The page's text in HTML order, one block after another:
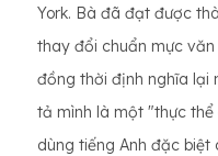
York. Bà đã đạt được
thay đổi chuẩn mực
đồng thời định nghĩa lại
tả mình là một "thực
dùng tiếng Anh đặc biệt